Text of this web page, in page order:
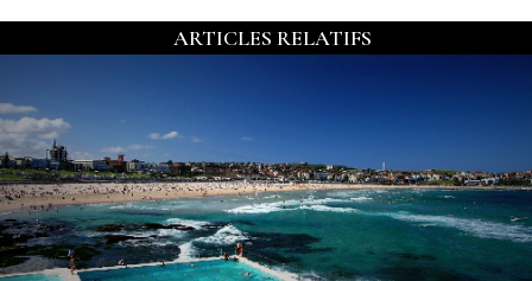
ARTICLES RELATIFS